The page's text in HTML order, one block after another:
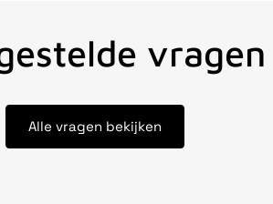
vragen
Alle vragen bekijken